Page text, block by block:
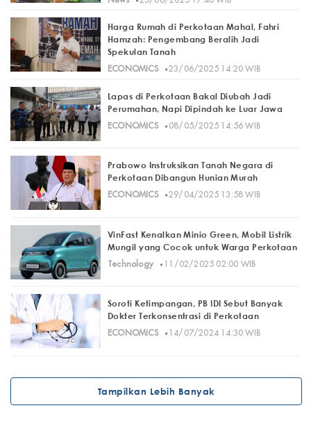
Harga Rumah di Perkotaan Mahal, Fahri
Hamzah: Pengembang Beralih Jadi
Spekulan Tanah
ECONOMICS· 23/06/2025 14:20 WIB
Lapas di Perkotaan Bakal Diubah Jadi
Perumahan, Napi Dipindah ke Luar Jawa
ECONOMICS· 08/05/2025 14:56 WIB
Prabowo Instruksikan Tanah Negara di
Perkotaan Dibangun Hunian Murah
ECONOMICS· 29/04/2025 13:58 WIB
VinFast Kenalkan Minio Green, Mobil Listrik
Mungil yang Cocok untuk Warga Perkotaan
Technology
· 11/02/2025 02:00 WIB
Soroti Ketimpangan, PB IDI Sebut Banyak
Dokter Terkonsentrasi di Perkotaan
ECONOMICS· 14/07/2024 14:30 WIB
Tampilkan Lebih Banyak